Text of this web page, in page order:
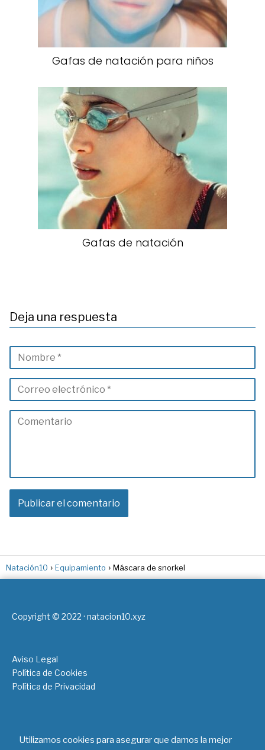
Gafas de natación para niños
Gafas de natación
Deja una respuesta
Natación10 Equipamiento Máscara de snorkel
Copyright © 2022 · natacion10.xyz
Aviso Legal
Política de Cookies
Política de Privacidad
por las compras adscritas que cumplen los requisitos
Utilizamos cookies para asegurar que damos la mejor